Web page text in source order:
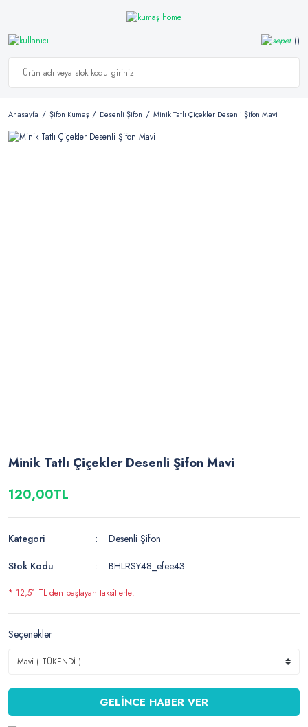
Anasayfa Şifon Kumaş Desenli Şifon Minik Tatlı Çiçekler Desenli Şifon Mavi
Minik Tatlı Çiçekler Desenli Şifon Mavi
120,00TL
Kategori
Desenli Şifon
Stok Kodu
BHLRSY48_efee43
* 12,51 TL den başlayan taksitlerle!
Seçenekler
GELİNCE HABER VER